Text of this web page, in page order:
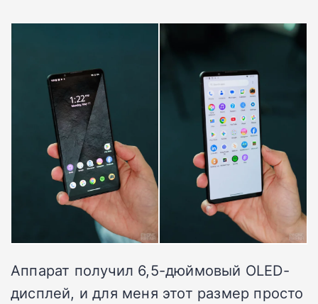
Аппарат получил 6,5-дюймовый OLED-
дисплей, и для меня этот размер просто